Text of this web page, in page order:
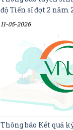
độ Tiến sĩ đợt 2 năm
11-05-2026
Thông báo Kết quả